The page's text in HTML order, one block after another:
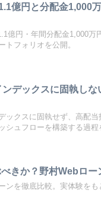
億円と分配金1,000
億円・年間分配金1,000万
トフォリオを公開。
ンデックスに固執し
ックスに固執せず、高配
ュフローを構築する過程
きか？野村Webロ
ンを徹底比較。実体験を